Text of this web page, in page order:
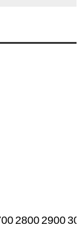
28002900